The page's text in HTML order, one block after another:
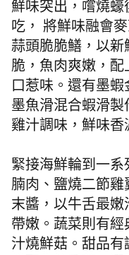
鮮味突出， 嚐燒蠔
吃， 將鮮味融會
蒜頭脆脆鱔，以新
脆，魚肉爽嫩，配
口惹味。還有墨
墨魚滑混合蝦滑
雞汁調味，鮮味香
緊接海鮮輪到一系
腩肉、鹽燒二節雞
末醬，以牛舌最嫩
帶嫩 。蔬菜則有經
汁燒鮮菇。甜品